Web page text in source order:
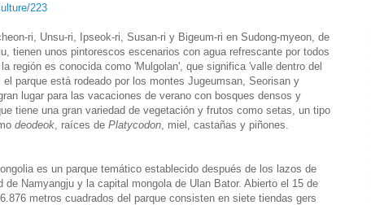
223
ri, Unsu-ri, Ipseok-ri, Susan-ri y Bigeum-ri en Sudong-myeon, de
tienen unos pintorescos escenarios con agua refrescante por todos
región es conocida como 'Mulgolan', que significa 'valle dentro del
el parque está rodeado por los montes Jugeumsan, Seorisan y
lugar para las vacaciones de verano con bosques densos y
tiene una gran variedad de vegetación y frutos como setas, un tipo
deodeok , raíces de Platycodon , miel, castañas y piñones.
es un parque temático establecido después de los lazos de
de Namyangju y la capital mongola de Ulan Bator. Abierto el 15 de
metros cuadrados del parque consisten en siete tiendas gers